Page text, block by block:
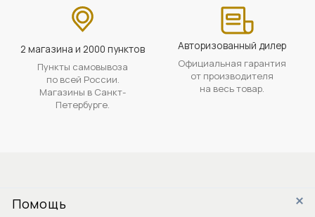
2 магазина и 2000 пунктов
Пункты самовывоза
по всей России.
Магазины в Санкт-
Петербурге.
Авторизованный дилер
Официальная гарантия
от производителя
на весь товар.
Помощь